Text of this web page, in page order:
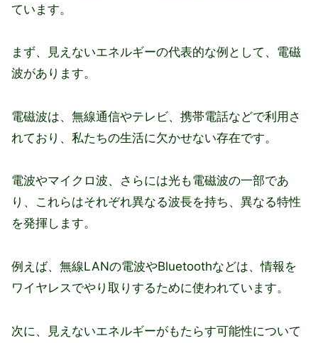
ています。
まず、見えないエネルギーの代表的な例として、電磁
波があります。
電磁波は、無線通信やテレビ、携帯電話などで利用さ
れており、私たちの生活に欠かせない存在です。
電波やマイクロ波、さらには光も電磁波の一部であ
り、これらはそれぞれ異なる波長を持ち、異なる特性
を発揮します。
例えば、無線LANの電波やBluetoothなどは、情報を
ワイヤレスでやり取りするために使われています。
次に、見えないエネルギーがもたらす可能性について